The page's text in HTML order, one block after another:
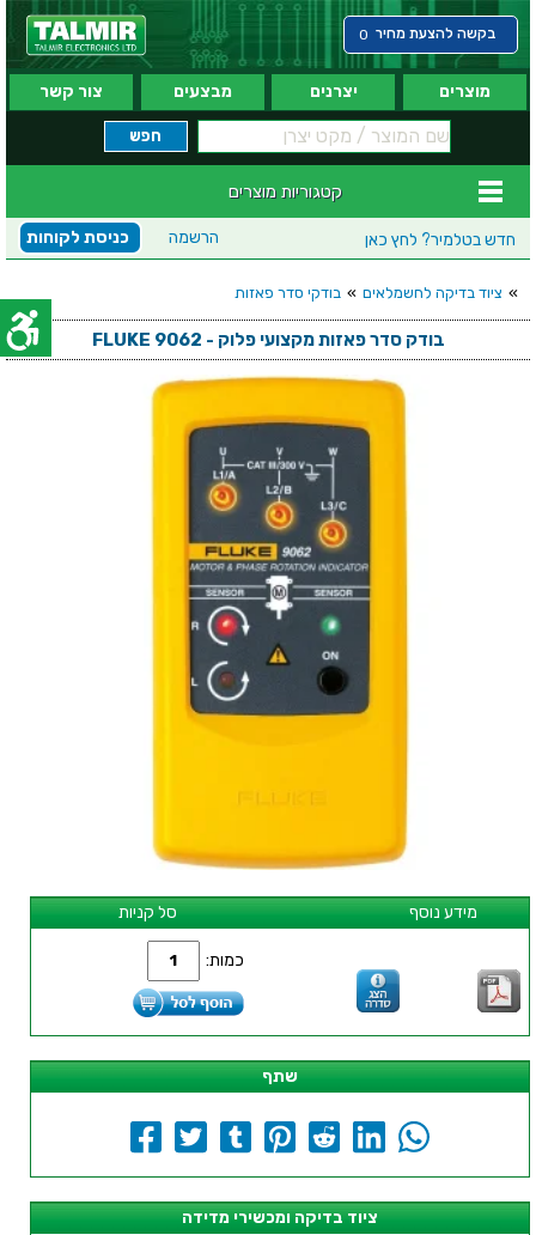
בקשה להצעת מחיר 0
מוצרים יצרנים מבצעים צור קשר
קטגוריות מוצרים
חדש בטלמיר? לחץ כאן כניסת לקוחות הרשמה
» ציוד בדיקה לחשמלאים » בודקי סדר פאזות
בודק סדר פאזות מקצועי פלוק - FLUKE 9062
סל קניות מידע נוסף
כמות:
שתף
ציוד בדיקה ומכשירי מדידה